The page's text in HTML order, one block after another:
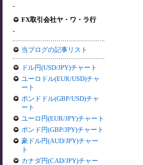
-
FX取引会社ヤ・ワ・ラ行
-
当ブログの記事リスト
ドル円(USD/JPY)チャート
ユーロドル(EUR/USD)チャ
ート
ポンドドル(GBP/USD)チャ
ート
ユーロ円(EUR/JPY)チャート
ポンド円(GBP/JPY)チャート
豪ドル円(AUD/JPY)チャー
ト
カナダ円(CAD/JPY)チャー